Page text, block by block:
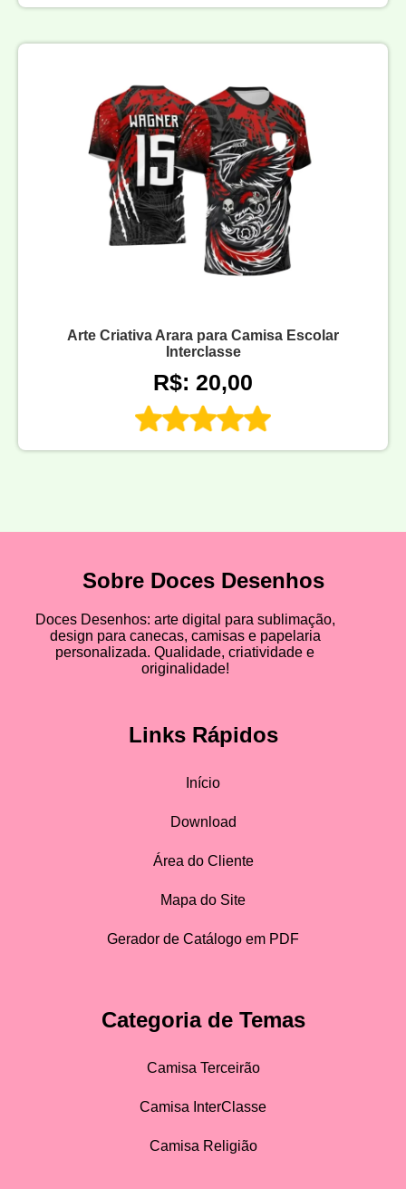
Arte Criativa Arara para Camisa Escolar
Interclasse
R$: 20,00
Sobre Doces Desenhos
Doces Desenhos: arte digital para sublimação,
design para canecas, camisas e papelaria
personalizada. Qualidade, criatividade e
originalidade!
Links Rápidos
Início
Download
Área do Cliente
Mapa do Site
Gerador de Catálogo em PDF
Categoria de Temas
Camisa Terceirão
Camisa InterClasse
Camisa Religião